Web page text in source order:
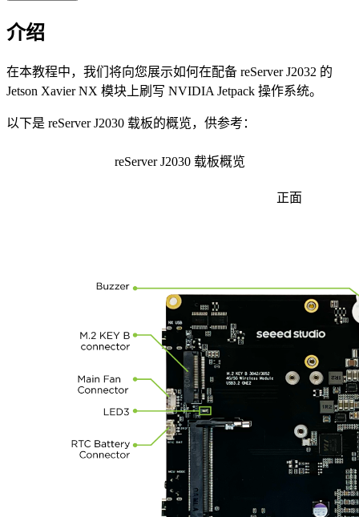
介绍
在本教程中，我们将向您展示如何在配备 reServer J2032 的
Jetson Xavier NX 模块上刷写 NVIDIA Jetpack 操作系统。
以下是 reServer J2030 载板的概览，供参考：
reServer J2030 载板概览
正面